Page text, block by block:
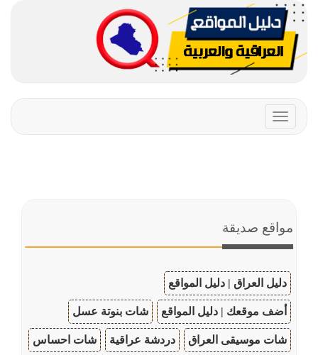
Toggle
navigation
مواقع صديقة
دليل العراق | دليل المواقع
أضف موقعك | دليل المواقع شات بنوتة عسل
شات موسيقى العراق دردشة عراقية شات احساس